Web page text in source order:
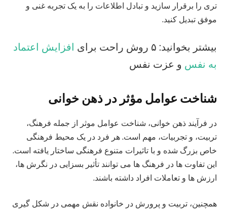
تری را برقرار سازید و تبادل اطلاعات را به یک تجربه غنی و
موفق تبدیل کنید.
بیشتر بخوانید: ۵ روش راحت برای
افزایش اعتماد
به نفس و عزت نفس
شناخت عوامل مؤثر در ذهن خوانی
در فرآیند ذهن‌ خوانی، شناخت عوامل موثر از جمله فرهنگ،
تربیت، و تجربیات، مهم است. هر فرد در یک محیط فرهنگی
خاص بزرگ شده و با تاثیرات متنوع فرهنگی ساختار یافته است.
این تفاوت‌ ها در فرهنگ‌ ها می‌ توانند تأثیر بسزایی در نگرش‌ ها،
ارزش‌ ها و تعاملات افراد داشته باشند.
همچنین، تربیت و پرورش در خانواده نقش مهمی در شکل‌ گیری